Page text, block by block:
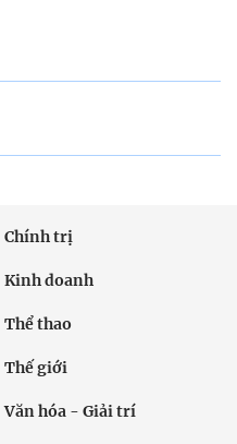
Chính trị
Kinh doanh
Thể thao
Thế giới
Văn hóa - Giải trí